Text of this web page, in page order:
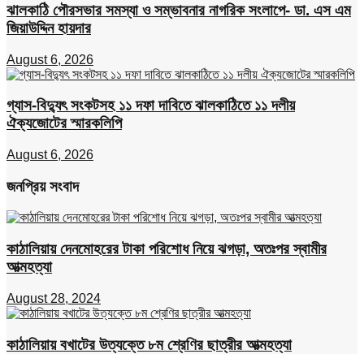
ঝালকাঠি পৌরসভার সমস্যা ও সম্ভাবনার নাগরিক সংলাপে- ডা. এস এম
জিয়াউদ্দিন হায়দার
August 6, 2026
গ্যাস-বিদ্যুৎ সংকটসহ ১১ দফা দাবিতে ঝালকাঠিতে ১১ দলীয়
ঐক্যজোটের স্মারকলিপি
August 6, 2026
জনপ্রিয় সংবাদ
কাঠালিয়ায় দেনমোহরের টাকা পরিশোধ নিয়ে ঝগড়া, অতঃপর স্বামীর
আত্মহত্যা
August 28, 2024
কাঠালিয়ায় বখাটের উত্যক্তে ৮ম শ্রেণির ছাত্রীর আত্মহত্যা